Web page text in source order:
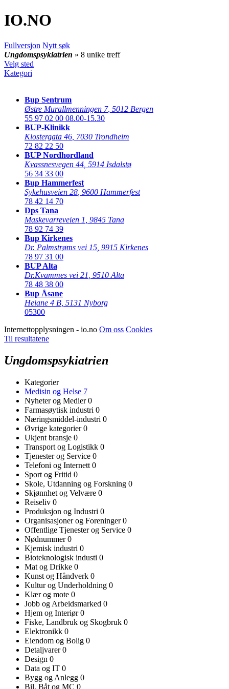
IO.NO
Fullversjon Nytt søk
Ungdomspsykiatrien » 8 unike treff
Velg sted
Kategori
Bup Sentrum
Østre Murallmenningen 7, 5012 Bergen
55 97 02 00 08.00-15.30
BUP-Klinikk
Klostergata 46 7030 Trondheim
72 82 22 50
BUP Nordhordland
Kvassnesvegen 44 5914 Isdalstø
56 34 33 00
Bup Hammerfest
Sykehusveien 28 9600 Hammerfest
78 42 14 70
Dps Tana
Maskevarreveien 1 9845 Tana
78 92 74 39
Bup Kirkenes
Dr. Palmstrøms vei 15 9915 Kirkenes
78 97 31 00
BUP Alta
Dr.Kvammes vei 21 9510 Alta
78 48 38 00
Bup Åsane
Heiane 4 B 5131 Nyborg
05300
Internettopplysningen - io.no Om oss Cookies
Til resultatene
Ungdomspsykiatrien
Kategorier
Medisin og Helse 7
Nyheter og Medier0
Farmasøytisk industri 0
Næringsmiddel-industri 0
Øvrige kategorier0
Ukjent bransje 0
Transport og Logistikk 0
Tjenester og Service 0
Telefoni og Internett 0
Sport og Fritid 0
Skole, Utdanning og Forskning 0
Skjønnhet og Velvære 0
Reiseliv 0
Produksjon og Industri 0
Organisasjoner og Foreninger0
Offentlige Tjenester og Service 0
Nødnummer0
Kjemisk industri 0
Bioteknologisk industi 0
Mat og Drikke 0
Kunst og Håndverk 0
Kultur og Underholdning 0
Klær og mote 0
Jobb og Arbeidsmarked 0
Hjem og Interiør0
Fiske, Landbruk og Skogbruk 0
Elektronikk 0
Eiendom og Bolig 0
Detaljvarer0
Design 0
Data og IT 0
Bygg og Anlegg 0
Bil, Båt og MC 0